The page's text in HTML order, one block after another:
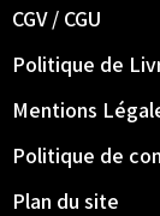
CGV / CGU
Politique de
Mentions
Politique de
Plan du site